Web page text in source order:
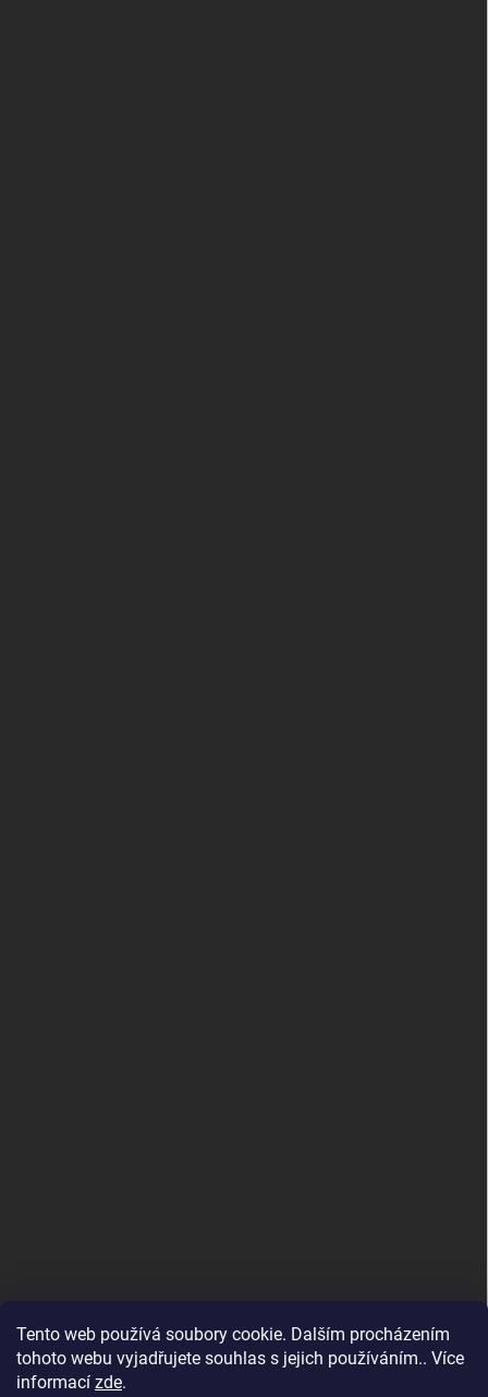
Tento web používá soubory cookie. Dalším procházením
tohoto webu vyjadřujete souhlas s jejich používáním.. Více
informací zde.